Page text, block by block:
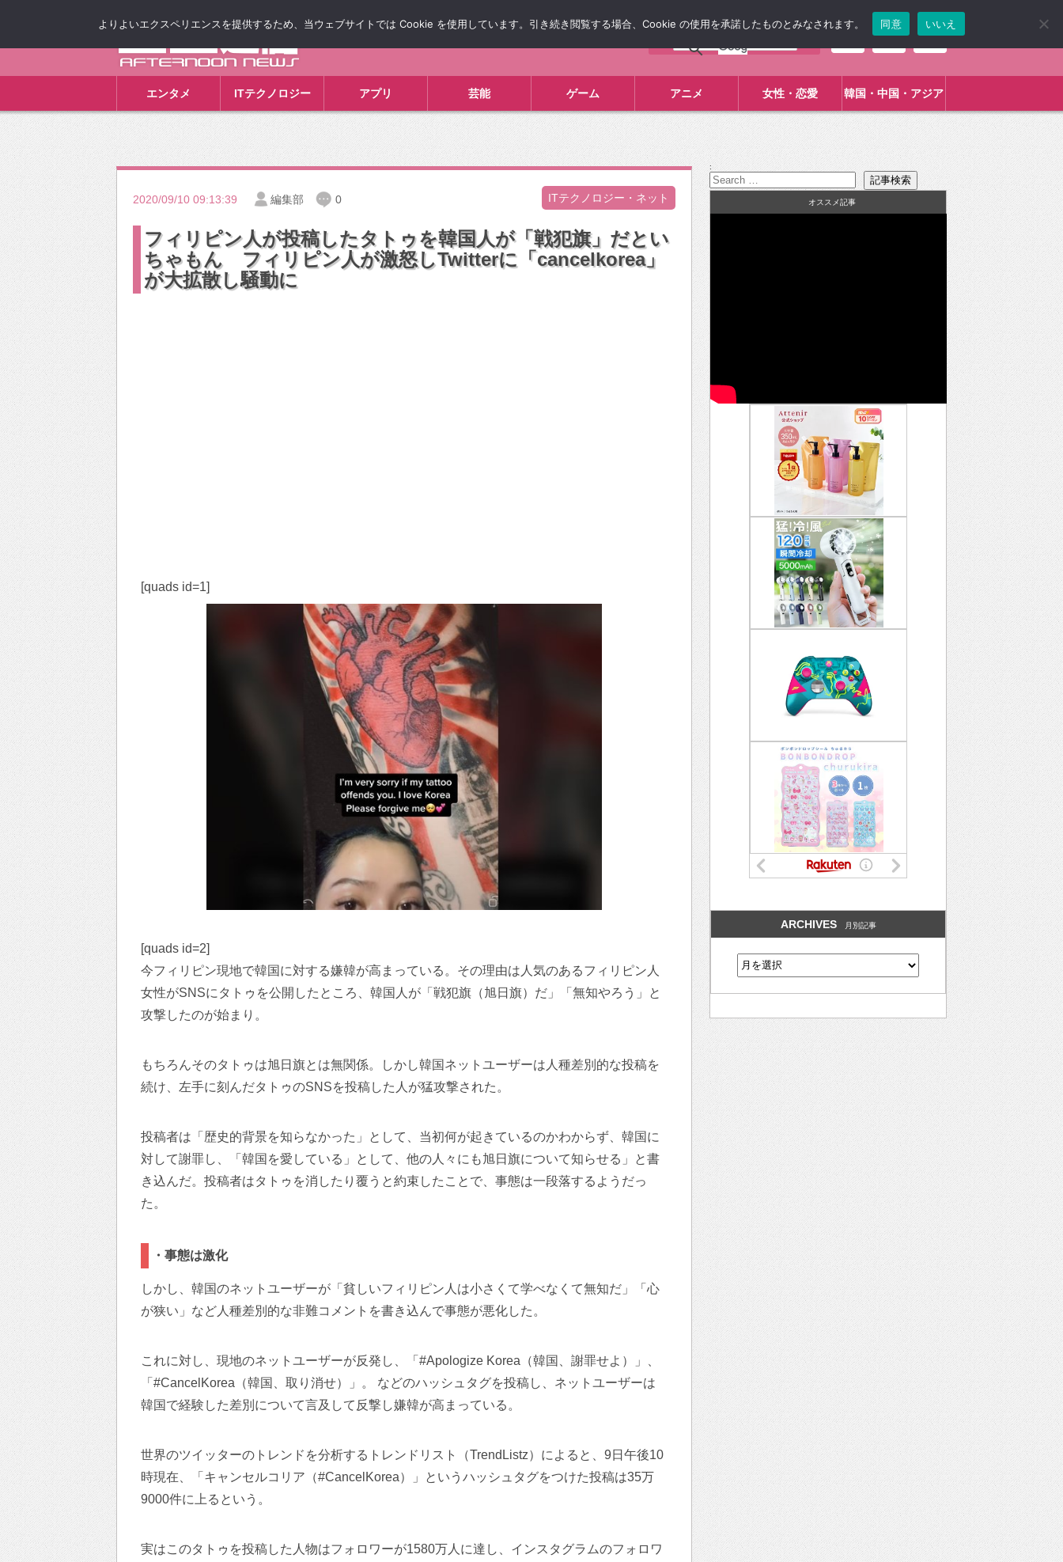
エンタメ ITテクノロジー アプリ 芸能 ゲーム アニメ 女性・恋愛 韓国・中国・アジア
2020/09/10 09:13:39 編集部 0 ITテクノロジー・ネット
フィリピン人が投稿したタトゥを韓国人が「戦犯旗」だとい
ちゃもん フィリピン人が激怒しTwitterに「cancelkorea」
が大拡散し騒動に
[quads id=1]
[quads id=2]
今フィリピン現地で韓国に対する嫌韓が高まっている。その理由は人気のあるフィリピン人
女性がSNSにタトゥを公開したところ、韓国人が「戦犯旗（旭日旗）だ」「無知やろう」と
攻撃したのが始まり。
もちろんそのタトゥは旭日旗とは無関係。しかし韓国ネットユーザーは人種差別的な投稿を
続け、左手に刻んだタトゥのSNSを投稿した人が猛攻撃された。
投稿者は「歴史的背景を知らなかった」として、当初何が起きているのかわからず、韓国に
対して謝罪し、「韓国を愛している」として、他の人々にも旭日旗について知らせる」と書
き込んだ。投稿者はタトゥを消したり覆うと約束したことで、事態は一段落するようだっ
た。
・事態は激化
しかし、韓国のネットユーザーが「貧しいフィリピン人は小さくて学べなくて無知だ」「心
が狭い」など人種差別的な非難コメントを書き込んで事態が悪化した。
これに対し、現地のネットユーザーが反発し、「#Apologize Korea（韓国、謝罪せよ）」、
「#CancelKorea（韓国、取り消せ）」。 などのハッシュタグを投稿し、ネットユーザーは
韓国で経験した差別について言及して反撃し嫌韓が高まっている。
世界のツイッターのトレンドを分析するトレンドリスト（TrendListz）によると、9日午後10
時現在、「キャンセルコリア（#CancelKorea）」というハッシュタグをつけた投稿は35万
9000件に上るという。
実はこのタトゥを投稿した人物はフォロワーが1580万人に達し、インスタグラムのフォロワ
:
オススメ記事
ARCHIVES 月別記事
よりよいエクスペリエンスを提供するため、当ウェブサイトでは Cookie を使用しています。引き続き閲覧する場合、Cookie の使用を承諾したものとみなされます。 同意 いいえ